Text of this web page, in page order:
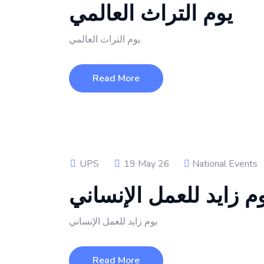
يوم التراث العالمي
يوم التراث العالمي
Read More
UPS 19 May 26 National Events
زايد للعمل الإنساني
يوم زايد للعمل الإنساني
Read More